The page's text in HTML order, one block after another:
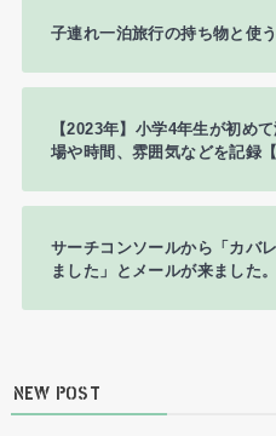
子連れ一泊旅行の持ち物と使
【2023年】小学4年生が初め
場や時間、雰囲気などを記録【
サーチコンソールから「カバ
ました」とメールが来ました。
NEW POST